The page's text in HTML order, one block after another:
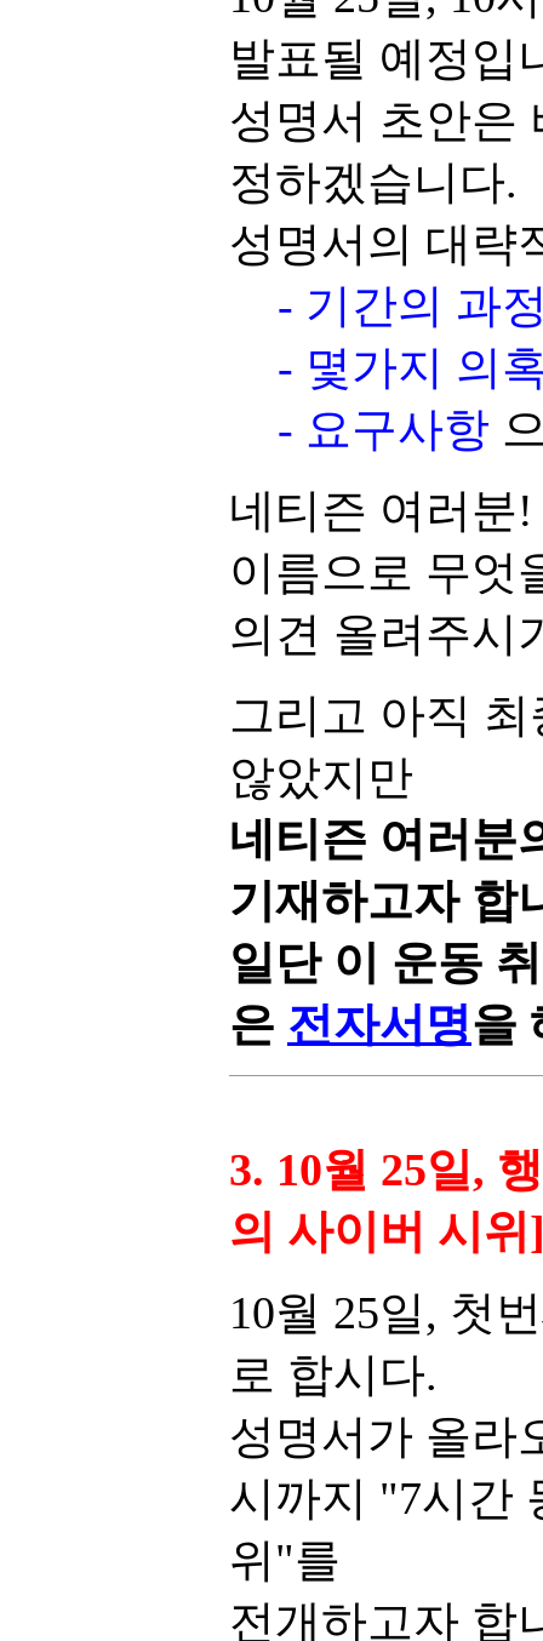
발표될 예정입
성명서 초안은
정하겠습니다.
성명서의 대략
- 기간의 과
- 몇가지 의
- 요구사항
네티즌 여러분
이름으로 무엇
의견 올려주시
그리고 아직
않았지만
네티즌 여러분
기재하고자 합
일단 이 운동
은 전자서명을
3. 10월 25일,
의 사이버 시위
10월 25일, 첫
로 합시다.
성명서가 올라
시까지 "7시간
위"를
전개하고자 합